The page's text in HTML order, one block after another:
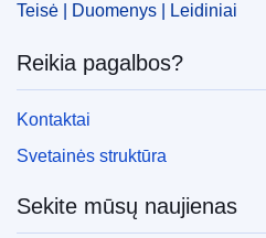
IMMC : P8_CR(2016)12-13
pdfa2a
View all acts
Teisė | Duomenys | Leidiniai
Reikia pagalbos?
Kontaktai
Svetainės struktūra
Sekite mūsų naujienas